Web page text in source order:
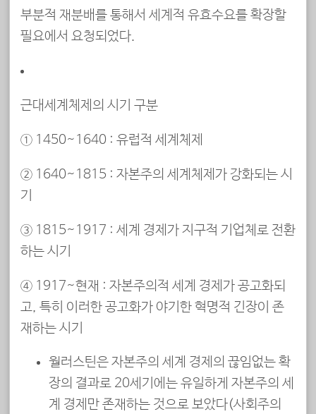
부분적 재분배를 통해서 세계적 유효수요를 확장할
필요에서 요청되었다.
근대세계체제의 시기 구분
① 1450~1640 : 유럽적 세계체제
② 1640~1815 : 자본주의 세계체제가 강화되는 시
기
③ 1815~1917 : 세계 경제가 지구적 기업체로 전환
하는 시기
④ 1917~현재 : 자본주의적 세계 경제가 공고화되
고, 특히 이러한 공고화가 야기한 혁명적 긴장이 존
재하는 시기
월러스틴은 자본주의 세계 경제의 끊임없는 확
장의 결과로 20세기에는 유일하게 자본주의 세
계 경제만 존재하는 것으로 보았다(사회주의